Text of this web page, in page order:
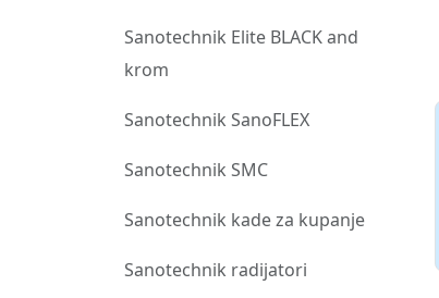
Sanotechnik Elite BLACK and
krom
Sanotechnik SanoFLEX
Sanotechnik SMC
Sanotechnik kade za kupanje
Sanotechnik radijatori